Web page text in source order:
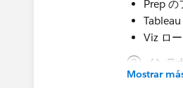
Prep の
Viz ロ
②
メン
全システム
Mostrar